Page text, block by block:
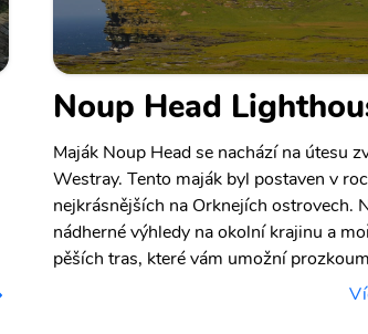
Noup Head
Maják Noup Head se nachází na útesu
Westray. Tento maják byl postaven v
nejkrásnějších na Orknejích ostrovech.
nádherné výhledy na okolní krajinu a
pěších tras, které vám umožní